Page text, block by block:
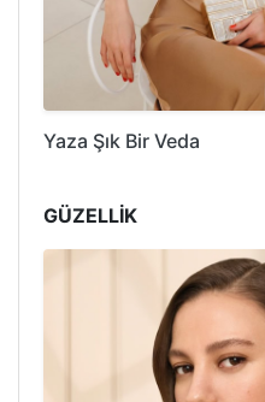
Yaza Şık Bir Veda
GÜZELLİK